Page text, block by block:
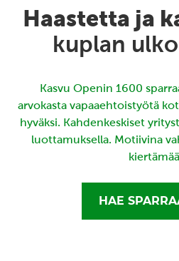
Haastetta ja
kuplan
Kasvu Openin 1600
arvokasta vapaaehtoistyötä
hyväksi. Kahdenkeskiset
luottamuksella. Motiivina
HAE